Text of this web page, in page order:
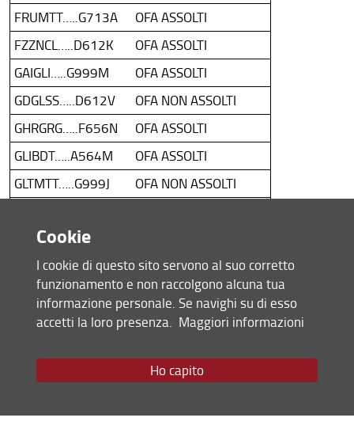
FRUMTT…..G713A
OFA ASSOLTI
FZZNCL…..D612K
OFA ASSOLTI
GAIGLI…..G999M
OFA ASSOLTI
GDGLSS…..D612V
OFA NON ASSOLTI
GHRGRG…..F656N
OFA ASSOLTI
GLIBDT…..A564M
OFA ASSOLTI
GLTMTT…..G999J
OFA NON ASSOLTI
GLVMTT…..G999A
GNSMRT…..G999Z
OFA ASSOLTI
GNVDRD…..D612L
OFA ASSOLTI
GQNLRD…..D612U
OFA ASSOLTI
GRZLSN…..F656M
OFA ASSOLTI
Cookie
I cookie di questo sito servono al suo corretto
funzionamento e non raccolgono alcuna tua
informazione personale. Se navighi su di esso
accetti la loro presenza. Maggiori informazioni
Ho capito